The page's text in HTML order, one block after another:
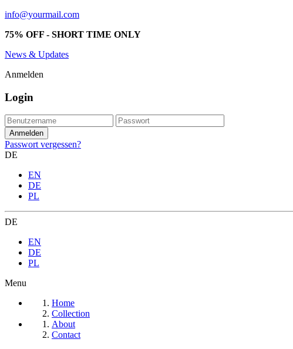
info@yourmail.com
75% OFF - SHORT TIME ONLY
News & Updates
Anmelden
Login
Passwort vergessen?
DE
EN
DE
PL
DE
EN
DE
PL
Menu
Home
Collection
About
Contact